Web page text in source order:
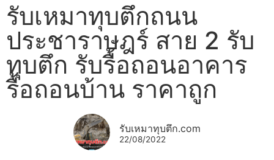
รับเหมาทุบตึกถนน
ประชาราษฎร์ สาย 2 รับ
ทุบตึก รับรื้อถอนอาคาร
รื้อถอนบ้าน ราคาถูก
รับเหมาทุบตึก.com
22/08/2022